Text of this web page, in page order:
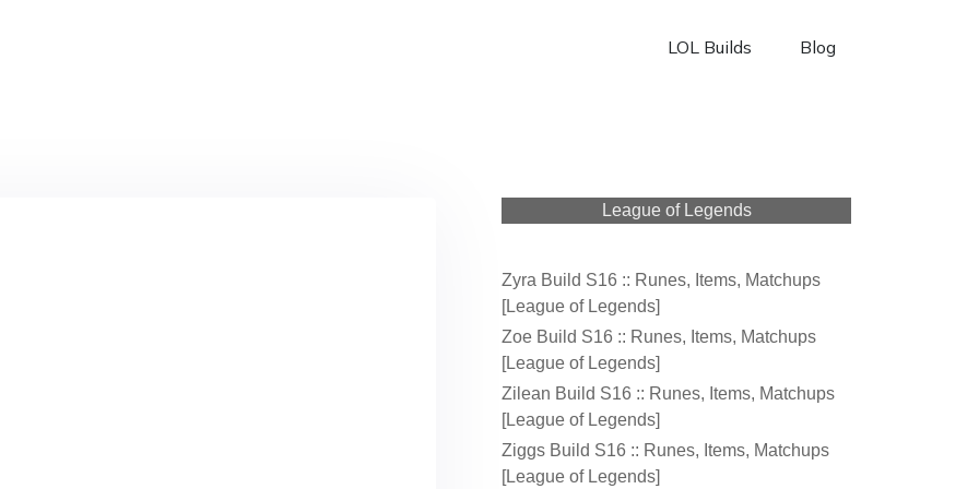
LOL Builds Blog
League of Legends
Zyra Build S16 :: Runes, Items, Matchups
[League of Legends]
Zoe Build S16 :: Runes, Items, Matchups
[League of Legends]
Zilean Build S16 :: Runes, Items, Matchups
[League of Legends]
Ziggs Build S16 :: Runes, Items, Matchups
[League of Legends]